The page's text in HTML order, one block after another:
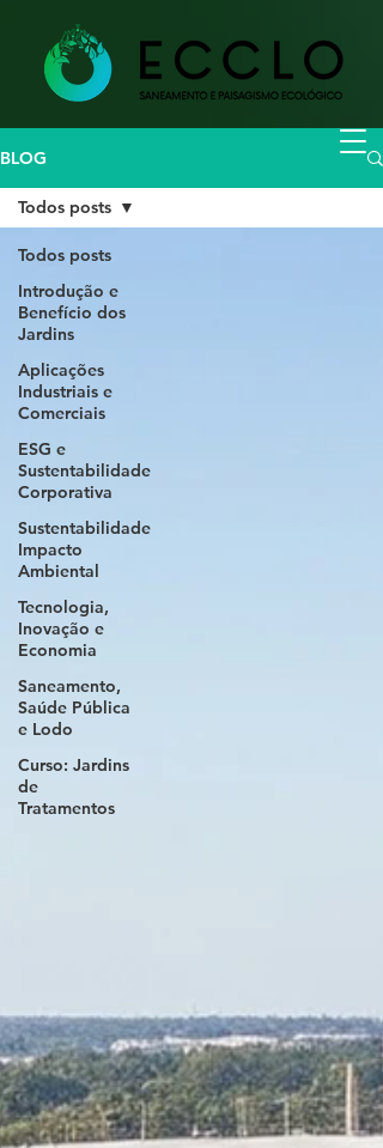
BLOG
Todos posts
Introdução e
Benefício dos
Jardins
Aplicações
Industriais e
Comerciais
ESG e
Sustentabilidade
Corporativa
Sustentabilidade
Impacto
Ambiental
Tecnologia,
Inovação e
Economia
Saneamento,
Saúde Pública
e Lodo
Curso: Jardins
de
Tratamentos
Todos posts